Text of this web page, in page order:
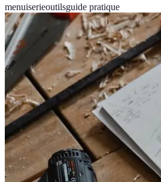
menuiserieoutilsguide pratique